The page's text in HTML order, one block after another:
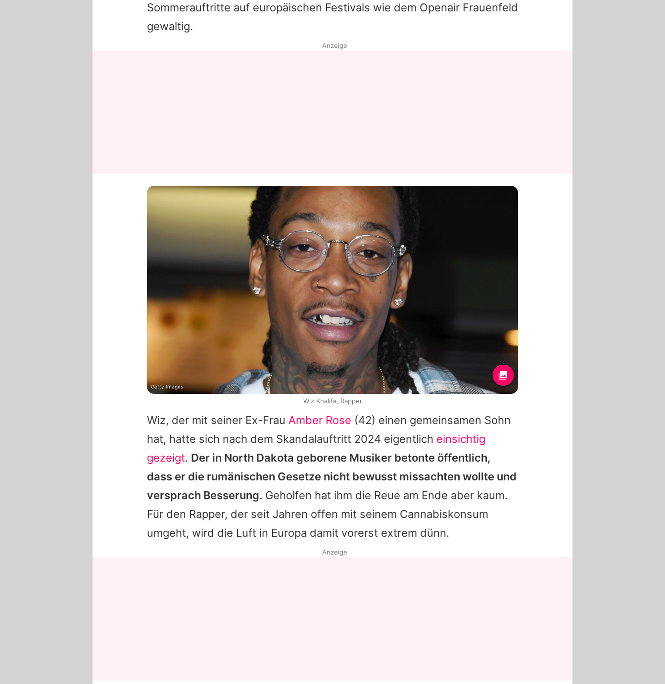
Sommerauftritte auf europäischen Festivals wie dem Openair Frauenfeld
gewaltig.
Wiz, der mit seiner Ex-Frau Amber Rose (42) einen gemeinsamen Sohn
hat, hatte sich nach dem Skandalauftritt 2024 eigentlich einsichtig
gezeigt. Der in North Dakota geborene Musiker betonte öffentlich,
dass er die rumänischen Gesetze nicht bewusst missachten wollte und
versprach Besserung. Geholfen hat ihm die Reue am Ende aber kaum.
Für den Rapper, der seit Jahren offen mit seinem Cannabiskonsum
umgeht, wird die Luft in Europa damit vorerst extrem dünn.
Anzeige
Getty Images
Wiz Khalifa, Rapper
Anzeige